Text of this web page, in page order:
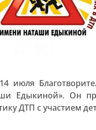
июля
Едыкиной». Он
ДТП с участием